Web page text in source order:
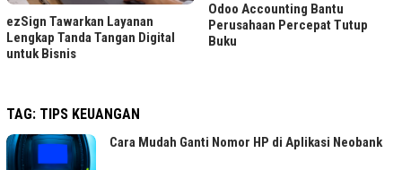
ezSign Tawarkan Layanan
Lengkap Tanda Tangan Digital
untuk Bisnis
Odoo Accounting Bantu
Perusahaan Percepat Tutup
Buku
TAG: TIPS KEUANGAN
Cara Mudah Ganti Nomor HP di Aplikasi Neobank